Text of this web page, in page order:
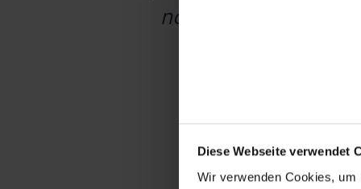
Diese Webseite verwendet
Wir verwenden Cookies,
nombre de un